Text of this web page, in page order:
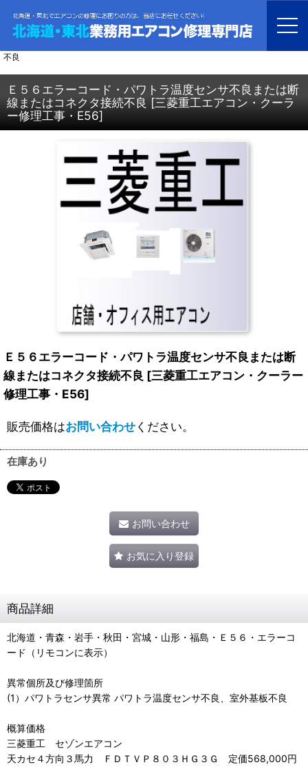
ホーム > 北海道・青森・岩手・秋田・宮城・山形・福島・業務用エアコン修理
三菱重工 エアコン修理
不良
Ｅ５６エラーコード・パワトラ温度センサ不良または断
線またはコネクタ接続不良 [三菱重工エアコン・クーラ
ー修理工事・E56]
Ｅ５６エラーコード・パワトラ温度センサ不良または断
線またはコネクタ接続不良 [三菱重工エアコン・クーラー
修理工事・E56]
販売価格はお問い合わせください。
在庫あり
お問い合わせ
お気に入り登録
商品詳細
北海道・青森・岩手・秋田・宮城・山形・福島・Ｅ５６・エラーコ
ード（リモコンに表示）
異常個所及び修理箇所
(1）パワトラセンサ異常 パワトラ温度センサ不良、室外基板不良
概算価格
三菱重工 セゾンエアコン
天カセ４方向３馬力 ＦＤＴＶＰ８０３ＨＧ３Ｇ 定価568,000円